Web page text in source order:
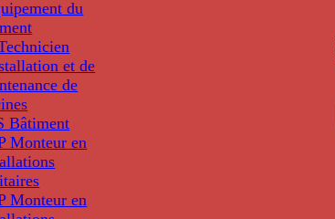
du
et de
de
Bâtiment
Monteur en
Monteur en